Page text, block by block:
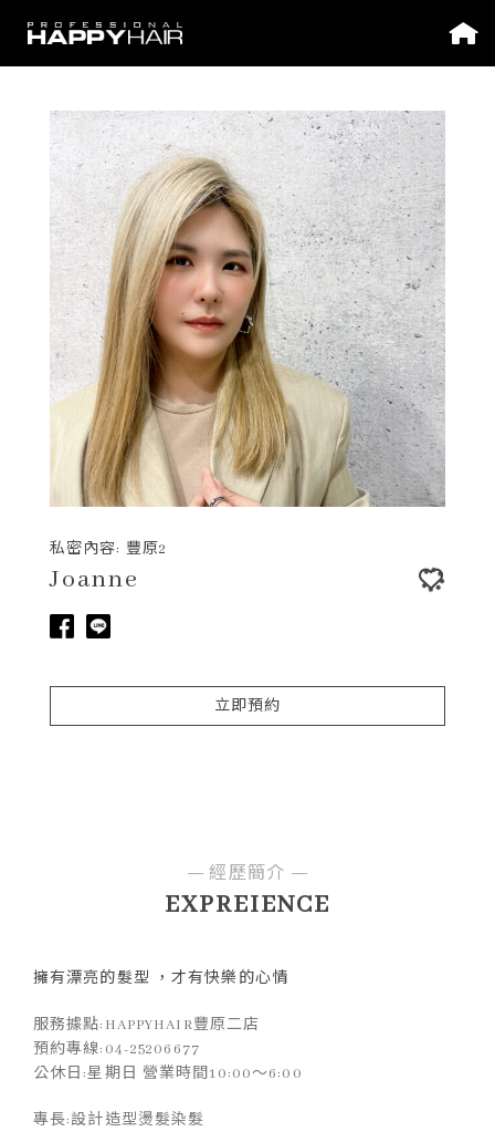
私密內容: 豐原2
Joanne
立即預約
EXPREIENCE
經歷簡介
擁有漂亮的髮型 ，才有快樂的心情
服務據點:HAPPYHAIR豐原二店
預約專線:04-25206677
公休日:星期日 營業時間10:00～6:00
專長:設計造型燙髮染髮